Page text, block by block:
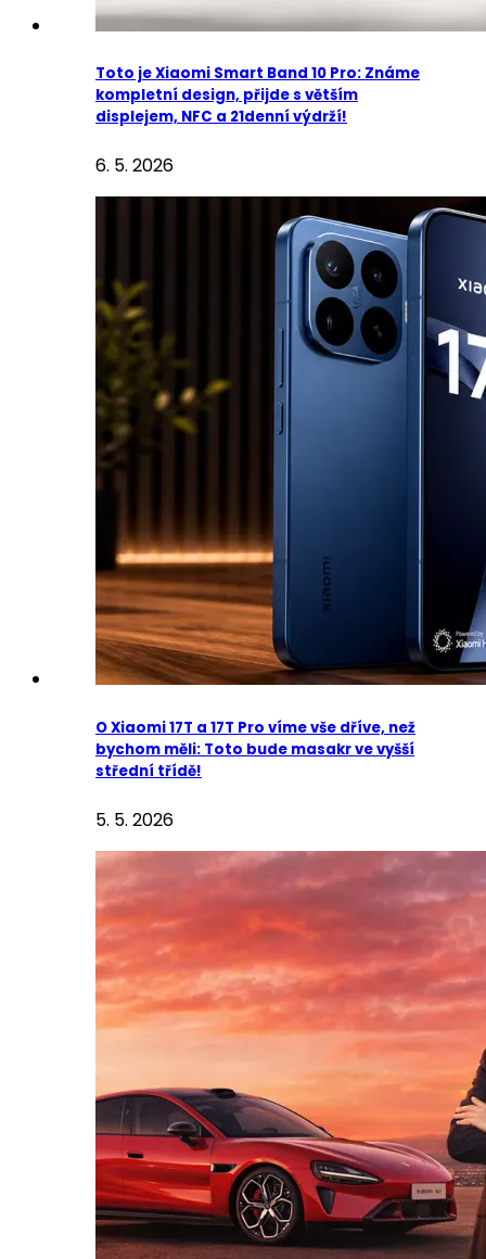
Toto je Xiaomi Smart Band 10 Pro: Známe
kompletní design, přijde s větším
displejem, NFC a 21denní výdrží!
6. 5. 2026
O Xiaomi 17T a 17T Pro víme vše dříve, než
bychom měli: Toto bude masakr ve vyšší
střední třídě!
5. 5. 2026